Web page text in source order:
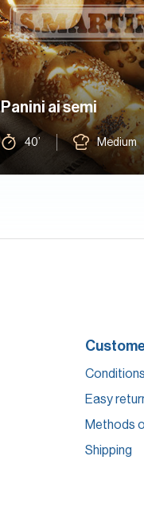
Panini ai semi
40’ Medium
Easy
Methods
Shipping